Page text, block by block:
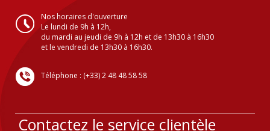
Nos horaires d'ouverture
Le lundi de 9h à 12h,
du mardi au jeudi de 9h à 12h et de 13h30 à 16h30
et le vendredi de 13h30 à 16h30.
Téléphone : (+33) 2 48 48 58 58
Contactez le service clientèle